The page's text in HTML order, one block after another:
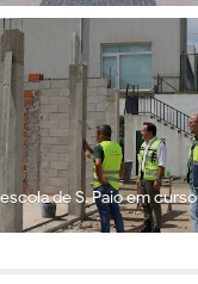
de S. Paio em curso